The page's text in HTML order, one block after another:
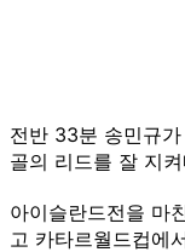
전반 33분 송민규
골의 리드를 잘 지
아이슬란드전을 마
고 카타르월드컵에